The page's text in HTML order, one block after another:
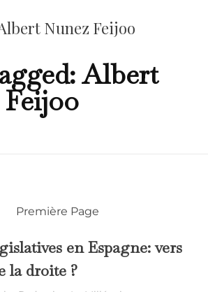
Nunez Feijoo
Albert
en Espagne: vers
la droite ?